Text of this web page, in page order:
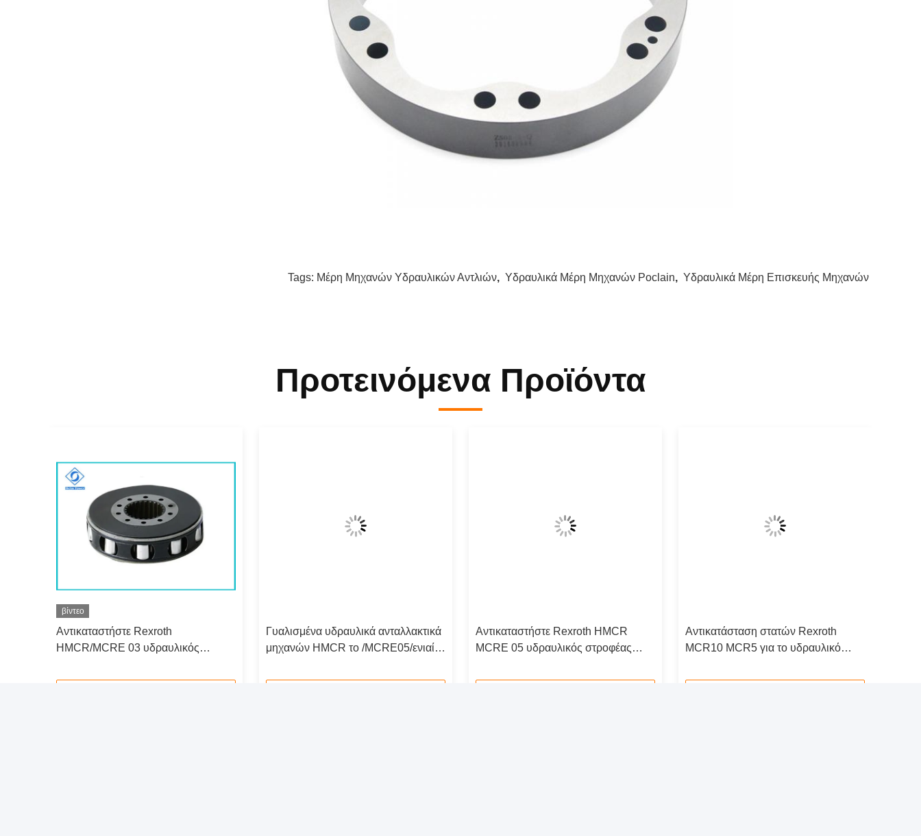
Tags: Μέρη Μηχανών Υδραυλικών Αντλιών, Υδραυλικά Μέρη Μηχανών Poclain, Υδραυλικά Μέρη Επισκευής Μηχανών
Προτεινόμενα Προϊόντα
βίντεο
Αντικαταστήστε Rexroth
HMCR/MCRE 03 υδραυλικός
ανταλλακτικών μηχανών Rotory
Γυαλισμένα υδραυλικά ανταλλακτικά
μηχανών HMCR το /MCRE05/ενιαία
Αντικαταστήστε Rexroth HMCR
MCRE 05 υδραυλικός στροφέας
μηχανών Rotory
Αντικατάσταση στατών Rexroth
MCR10 MCR5 για το υδραυλικό